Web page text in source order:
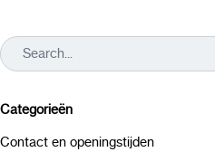
Categorieën
Contact en openingstijden